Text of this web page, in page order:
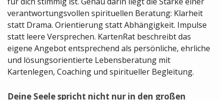
verantwortungsvollen spirituellen Beratung: Klarheit
statt Drama. Orientierung statt Abhängigkeit. Impulse
statt leere Versprechen. KartenRat beschreibt das
eigene Angebot entsprechend als persönliche, ehrliche
und lösungsorientierte Lebensberatung mit
Kartenlegen, Coaching und spiritueller Begleitung.
Deine Seele spricht nicht nur in den großen